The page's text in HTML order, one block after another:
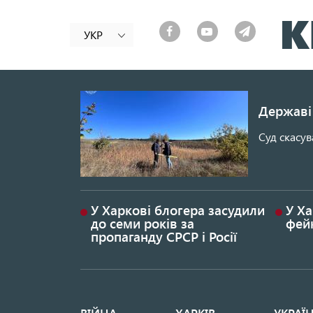
УКР
Державі
Суд
У Харкові блогера засудили
до семи років за
пропаганду СРСР і Росії
У